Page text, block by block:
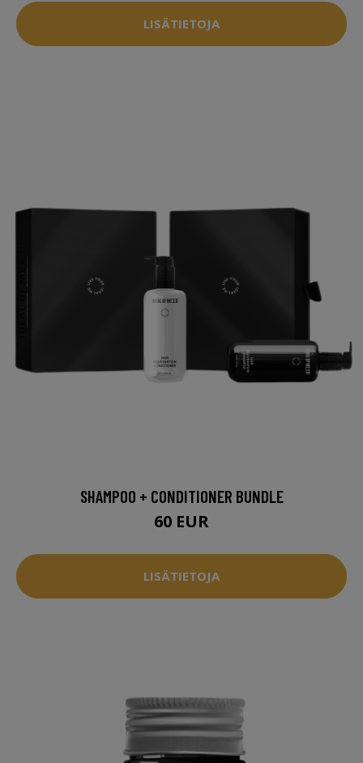
LISÄTIETOJA
SHAMPOO + CONDITIONER BUNDLE
60 EUR
LISÄTIETOJA